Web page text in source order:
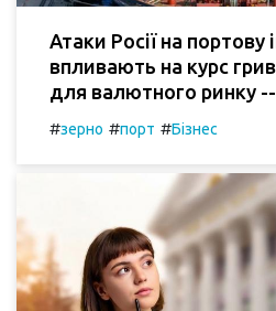
Атаки Росії на портову
впливають на курс
для валютного ринку
#зерно #порт #Бізнес